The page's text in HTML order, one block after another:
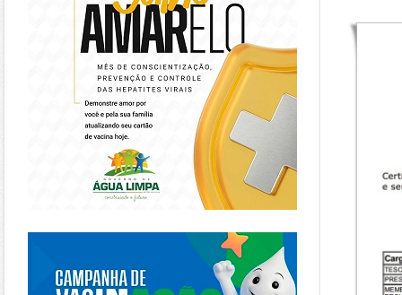
https://piracanjuba.go.gov.br/